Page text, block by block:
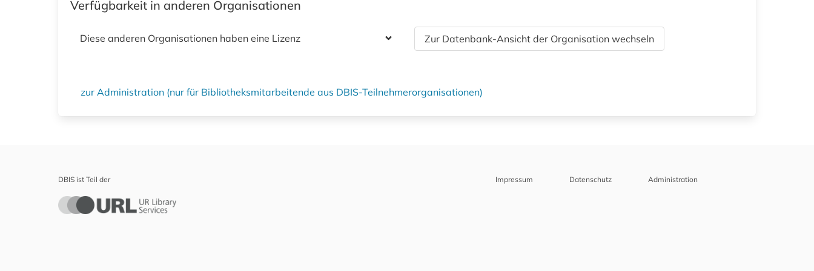
Verfügbarkeit in anderen Organisationen
Diese anderen Organisationen haben eine Lizenz Zur Datenbank-Ansicht der Organisation wechseln
zur Administration (nur für Bibliotheksmitarbeitende aus DBIS-Teilnehmerorganisationen)
DBIS ist Teil der Impressum Datenschutz Administration